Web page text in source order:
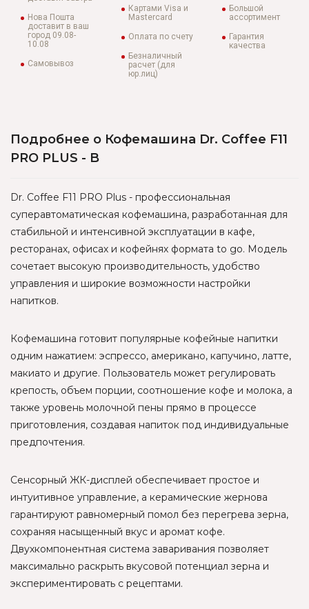
Нова Пошта
доставит в ваш
город 09.08-
10.08
Самовывоз
Картами Visa и
Mastercard
Оплата по счету
Безналичный
расчет (для
юр.лиц)
Большой
ассортимент
Гарантия
качества
Подробнее о Кофемашина Dr. Coffee F11
PRO PLUS - B
Dr. Coffee F11 PRO Plus - профессиональная
суперавтоматическая кофемашина, разработанная для
стабильной и интенсивной эксплуатации в кафе,
ресторанах, офисах и кофейнях формата to go. Модель
сочетает высокую производительность, удобство
управления и широкие возможности настройки
напитков.
Кофемашина готовит популярные кофейные напитки
одним нажатием: эспрессо, американо, капучино, латте,
макиато и другие. Пользователь может регулировать
крепость, объем порции, соотношение кофе и молока, а
также уровень молочной пены прямо в процессе
приготовления, создавая напиток под индивидуальные
предпочтения.
Сенсорный ЖК-дисплей обеспечивает простое и
интуитивное управление, а керамические жернова
гарантируют равномерный помол без перегрева зерна,
сохраняя насыщенный вкус и аромат кофе.
Двухкомпонентная система заваривания позволяет
максимально раскрыть вкусовой потенциал зерна и
экспериментировать с рецептами.